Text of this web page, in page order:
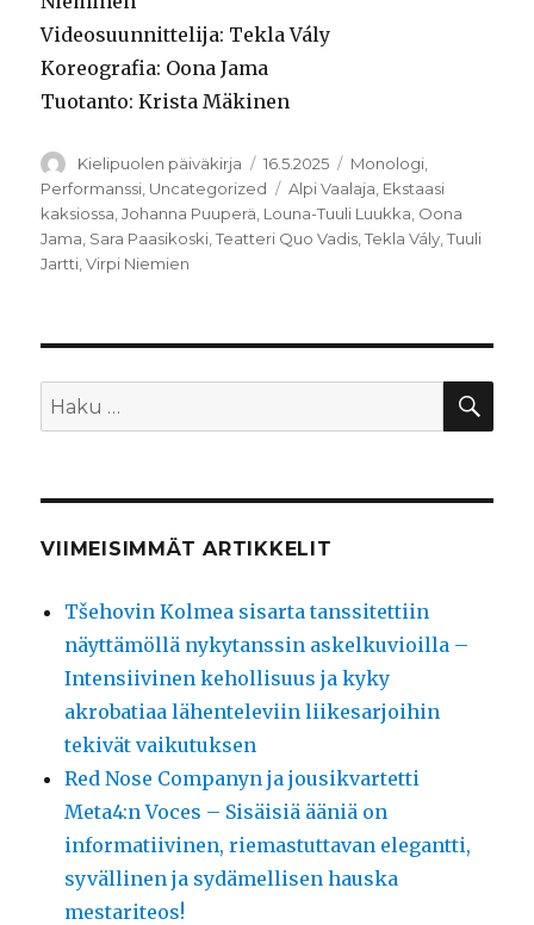
Videosuunnittelija: Tekla Vály
Koreografia: Oona Jama
Tuotanto: Krista Mäkinen
Kirjoittaja
Kielipuolen päiväkirja Julkaistu
16.5.2025 Kategoriat
Monologi
Performanssi Uncategorized Avainsanat
Alpi Vaalaja Ekstaasi
kaksiossa ,Johanna Puuperä Louna-Tuuli Luukka Oona
Jama Sara Paasikoski ,Teatteri Quo Vadis ,Tekla Vály ,Tuuli
Jartti ,Virpi Niemien
Etsi:
VIIMEISIMMÄT ARTIKKELIT
Tšehovin Kolmea sisarta tanssitettiin
näyttämöllä nykytanssin askelkuvioilla –
Intensiivinen kehollisuus ja kyky
akrobatiaa lähenteleviin liikesarjoihin
tekivät vaikutuksen
Red Nose Companyn ja jousikvartetti
Meta4:n Voces – Sisäisiä ääniä on
informatiivinen, riemastuttavan elegantti,
syvällinen ja sydämellisen hauska
mestariteos!